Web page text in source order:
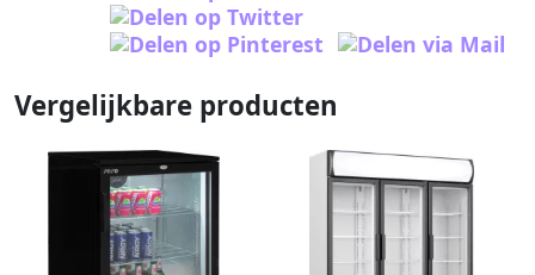
Vergelijkbare producten